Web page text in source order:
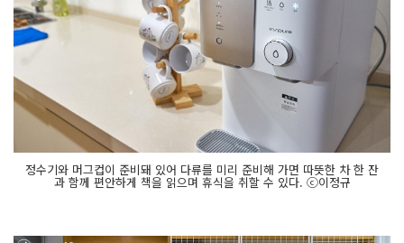
정수기와 머그컵이 준비돼 있어 다류를 미리 준비해 가면 따뜻한 차 한 잔
과 함께 편안하게 책을 읽으며 휴식을 취할 수 있다. ⓒ이정규